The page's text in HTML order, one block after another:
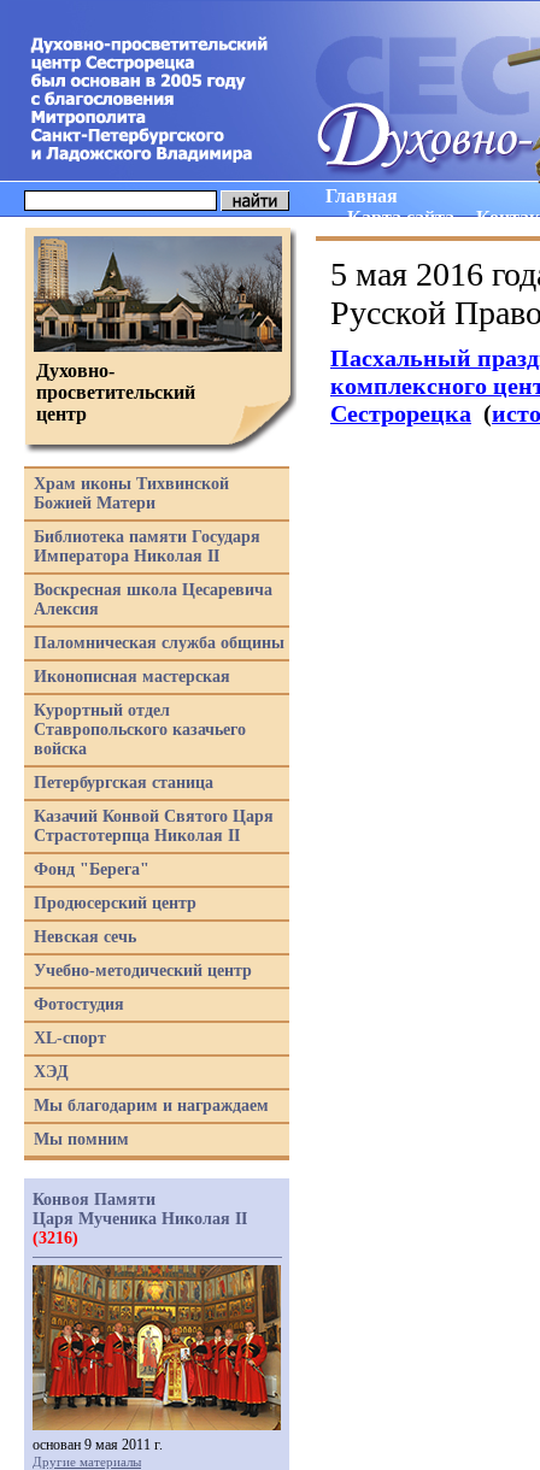
Главная
Карта сайта
5 мая 2016
Русской
Пасхальный
комплексного
Сестрорецка (
Духовно-
просветительский
центр
Храм иконы Тихвинской
Божией Матери
Библиотека памяти Государя
Императора Николая II
Воскресная школа Цесаревича
Алексия
Паломническая служба общины
Иконописная мастерская
Курортный отдел
Ставропольского казачьего
войска
Петербургская станица
Казачий Конвой Святого Царя
Страстотерпца Николая II
Фонд "Берега"
Продюсерский центр
Невская сечь
Учебно-методический центр
Фотостудия
XL-спорт
ХЭД
Мы благодарим и награждаем
Мы помним
Конвоя Памяти
Царя Мученика Николая II
(3216)
основан 9 мая 2011 г.
Другие материалы